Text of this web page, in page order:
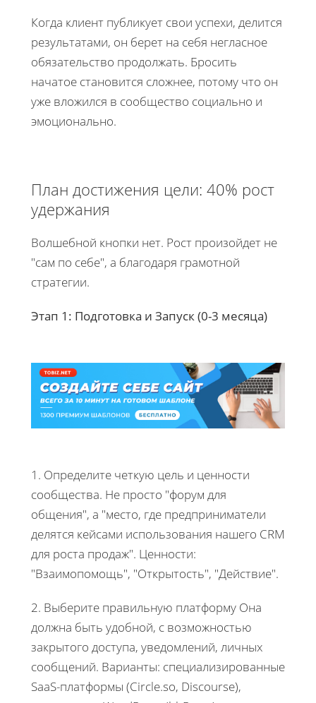
Когда клиент публикует свои успехи, делится
результатами, он берет на себя негласное
обязательство продолжать. Бросить
начатое становится сложнее, потому что он
уже вложился в сообщество социально и
эмоционально.
План достижения цели: 40% рост
удержания
Волшебной кнопки нет. Рост произойдет не
"сам по себе", а благодаря грамотной
стратегии.
Этап 1: Подготовка и Запуск (0-3 месяца)
1. Определите четкую цель и ценности
сообщества. Не просто "форум для
общения", а "место, где предприниматели
делятся кейсами использования нашего CRM
для роста продаж". Ценности:
"Взаимопомощь", "Открытость", "Действие".
2. Выберите правильную платформу Она
должна быть удобной, с возможностью
закрытого доступа, уведомлений, личных
сообщений. Варианты: специализированные
SaaS-платформы (Circle.so, Discourse),